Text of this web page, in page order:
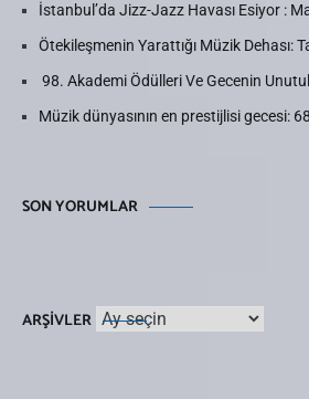
İstanbul’da Jizz-Jazz Havası Esiyor :
Ötekileşmenin Yarattığı Müzik Dehası:
98. Akademi Ödülleri Ve Gecenin
Müzik dünyasının en prestijlisi gecesi:
SON YORUMLAR
ARŞIVLER Arşivler